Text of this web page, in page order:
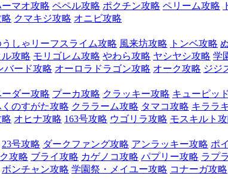
ーマオ攻略 ペペル攻略 ポクチン攻略 ペリーム攻略
クマキジ攻略 オニビ攻略
うしゃリーフスライム攻略 風来坊攻略 トンベ攻略
攻略 モリゴレム攻略 やわら攻略 ヤシヤシ攻略 学
バード攻略 オーロラドラゴン攻略 オーク攻略 ジジ
ダー攻略 プーカ攻略 クラッキー攻略 キューピッ
のすがた攻略 クララーム攻略 タマコ攻略 キララ
オヒナ攻略 163号攻略 ウゴリラ攻略 モスキルト
23号攻略 ダークファング攻略 アンラッキー攻略 ポ
攻略 ブライ攻略 カゲノコ攻略 パプリー攻略 ラプ
ボンチャン攻略 学園祭・メイユー攻略 コナーガ攻略